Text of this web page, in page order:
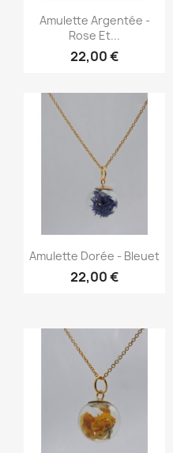
Aperçu rapide
Amulette Argentée -
Rose Et...
22,00 €
Aperçu rapide
Amulette Dorée - Bleuet
22,00 €